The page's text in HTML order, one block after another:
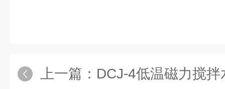
上一篇： DCJ-4低温磁力搅拌